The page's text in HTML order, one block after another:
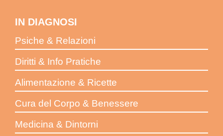
IN DIAGNOSI
Psiche & Relazioni
Diritti & Info Pratiche
Alimentazione & Ricette
Cura del Corpo & Benessere
Medicina & Dintorni